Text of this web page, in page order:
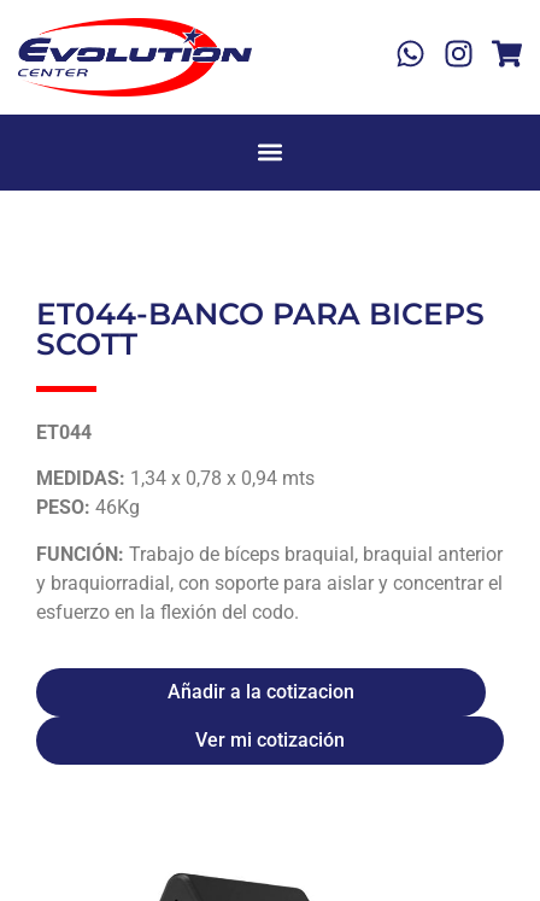
ET044-BANCO PARA BICEPS
SCOTT
ET044
MEDIDAS: 1,34 x 0,78 x 0,94 mts
PESO: 46Kg
FUNCIÓN: Trabajo de bíceps braquial, braquial anterior
y braquiorradial, con soporte para aislar y concentrar el
esfuerzo en la flexión del codo.
Añadir a la cotizacion
Ver mi cotización